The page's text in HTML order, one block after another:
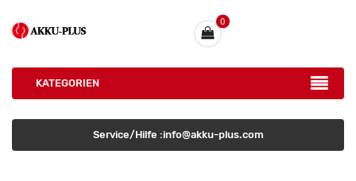
0
KATEGORIEN
Service/Hilfe :info@akku-plus.com